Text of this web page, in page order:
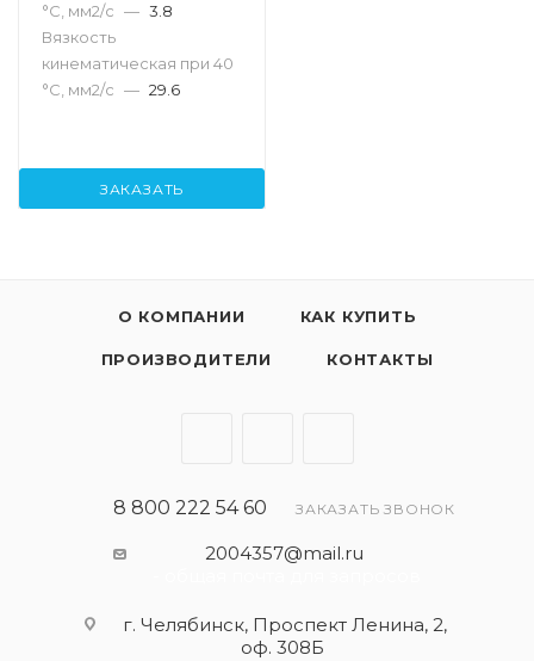
°С, мм2/с — 3.8
Вязкость
кинематическая при 40
°С, мм2/с — 29.6
ЗАКАЗАТЬ
О КОМПАНИИ КАК КУПИТЬ
ПРОИЗВОДИТЕЛИ КОНТАКТЫ
8 800 222 54 60 ЗАКАЗАТЬ ЗВОНОК
2004357@mail.ru
г. Челябинск, Проспект Ленина, 2,
оф. 308Б